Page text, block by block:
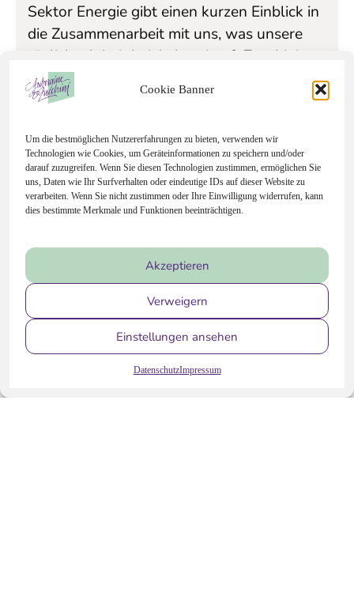
Cookie Banner
Um die bestmöglichen Nutzererfahrungen zu bieten, verwenden wir
Technologien wie Cookies, um Geräteinformationen zu speichern und/oder
darauf zuzugreifen. Wenn Sie diesen Technologien zustimmen, ermöglichen Sie
uns, Daten wie Ihr Surfverhalten oder eindeutige IDs auf dieser Website zu
verarbeiten. Wenn Sie nicht zustimmen oder Ihre Einwilligung widerrufen, kann
dies bestimmte Merkmale und Funktionen beeinträchtigen.
Akzeptieren
Verweigern
Einstellungen ansehen
DatenschutzImpressum
Sektor Energie gibt einen kurzen Einblick in
die Zusammenarbeit mit uns, was unsere
tägliche Arbeit bei Aubergine & Zucchini
ausmacht: klare Konzepte, kreative
Prozesse und der Anspruch, Projekte
Read More